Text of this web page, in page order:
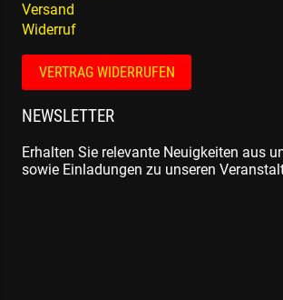
Versand
Widerruf
VERTRAG WIDERRUFEN
NEWSLETTER
Erhalten Sie relevante Neuigkeiten aus
sowie Einladungen zu unseren